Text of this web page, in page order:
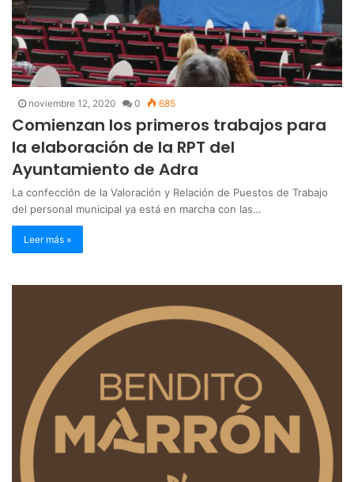
noviembre 12, 2020 0 685
Comienzan los primeros trabajos para
la elaboración de la RPT del
Ayuntamiento de Adra
La confección de la Valoración y Relación de Puestos de Trabajo
del personal municipal ya está en marcha con las…
Leer más »